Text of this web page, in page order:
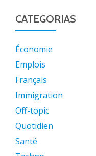
CATEGORIAS
Économie
Emplois
Français
Immigration
Off-topic
Quotidien
Santé